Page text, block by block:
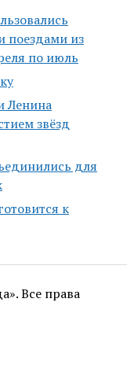
поездами из
по июль
Ленина
звёзд
для
к
Все права